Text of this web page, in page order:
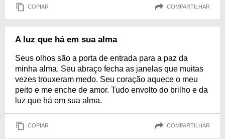
COPIAR COMPARTILHAR
A luz que há em sua alma
Seus olhos são a porta de entrada para a paz da
minha alma. Seu abraço fecha as janelas que muitas
vezes trouxeram medo. Seu coração aquece o meu
peito e me enche de amor. Tudo envolto do brilho e da
luz que há em sua alma.
COPIAR COMPARTILHAR